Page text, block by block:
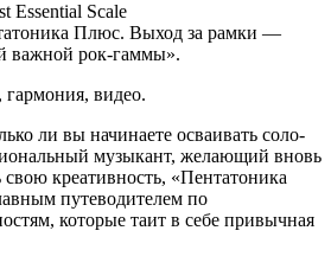
Плюс. Выход за рамки —
важной рок-гаммы».
видео.
ли вы начинаете осваивать соло-
музыкант, желающий вновь
креативность, «Пентатоника
путеводителем по
которые таит в себе привычная